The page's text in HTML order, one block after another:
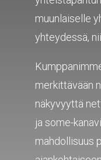
muunlaiselle
yhteydessä,
merkittävään
näkyvyyttä
ja some-
mahdollisuus